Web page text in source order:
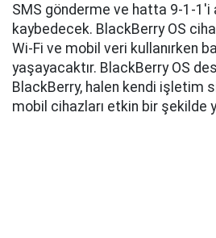
SMS gönderme ve hatta 9-1-1'i
kaybedecek. BlackBerry OS
Wi-Fi ve mobil veri kullanırken
yaşayacaktır. BlackBerry OS
BlackBerry, halen kendi işletim
mobil cihazları etkin bir şekilde